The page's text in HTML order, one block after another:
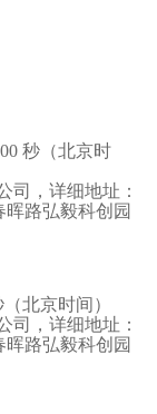
00 秒 （北京时
司，详细地址：
晖路弘毅科创园
（北京时间）
司，详细地址：
晖路弘毅科创园